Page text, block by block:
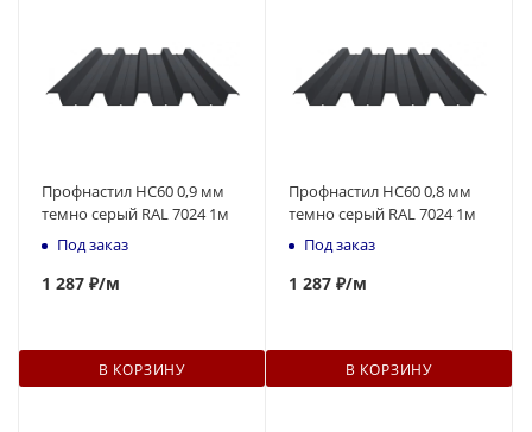
Профнастил НС60 0,9 мм
темно серый RAL 7024 1м
Под заказ
1 287 ₽/м
В КОРЗИНУ
Профнастил НС60 0,8 мм
темно серый RAL 7024 1м
Под заказ
1 287 ₽/м
В КОРЗИНУ